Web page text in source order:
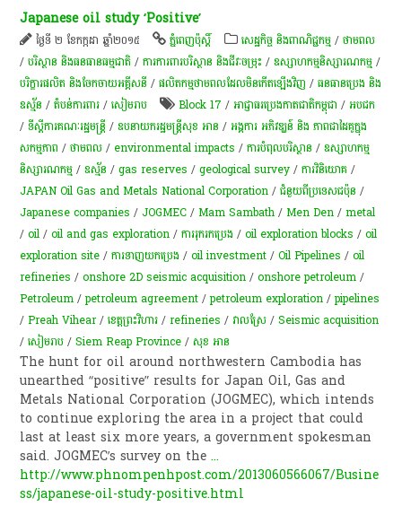
Japanese oil study ‘Positive’
ថ្ងៃទី ២ ខែកក្កដា ឆ្នាំ២០១៥ ភ្នំពេញប៉ុស្តិ៍ សេដ្ឋកិច្ច និងពាណិជ្ជកម្ម /ថាមពល
/បរិស្ថាន និងធនធានធម្មជាតិ /ការការពារបរិស្ថាន និងជីវៈចម្រុះ /ឧស្សាហកម្មនិស្សារណកម្ម /
បរិក្ខារផលិត និងចែកចាយអគ្គីសនី /ផលិតកម្មថាមពលដែលមិនកើតឡើងវិញ /ធនធានប្រេង និង
ឧស្ម័ន /តំបន់​ការពារ /សៀមរាប Block 17 /អាជ្ញាធរប្រេងកាតជាតិកម្ពុជា /អបជក
/ទីស្តីការគណៈរដ្ឋមន្រ្តី /​ឧបនាយក​រដ្ឋ​មន្រ្តីសុខ អាន /អង្គការ អភិវឌ្ឃន៍ និង ភាពជាដៃគូក្នុង
សកម្មភាព /ថាមពល / environmental impacts /ការ​បំពុលបរិស្ថាន /ឧស្សាហកម្ម
និស្សារណកម្ម /ឧស្ម័ន /gas reserves /geological survey /ការវិនិយោគ /
JAPAN Oil Gas and Metals National Corporation /ជំនួយពីប្រទេសជប៉ុន /
Japanese companies /JOGMEC /Mam Sambath /Men Den /metal
/oil /oil and gas exploration /ការ​រុករក​ប្រេង /oil exploration blocks /oil
exploration site /ការទាញយកប្រេង /oil investment /Oil Pipelines /oil
refineries /onshore 2D seismic acquisition /onshore petroleum /
Petroleum /petroleum agreement /petroleum exploration /pipelines
/Preah Vihear/ខេត្តព្រះវិហារ /refineries /វាលស្រែ /Seismic acquisition
/សៀមរាប /Siem Reap Province /សុខ អាន
The hunt for oil around northwestern Cambodia has
unearthed “positive” results for Japan Oil, Gas and
Metals National Corporation (JOGMEC), which intends
to continue exploring the area in a project that could
last at least six more years, a government spokesman
said. JOGMEC’s survey on the...
http://www.phnompenhpost.com/2013060566067/Busine
ss/japanese-oil-study-positive.html